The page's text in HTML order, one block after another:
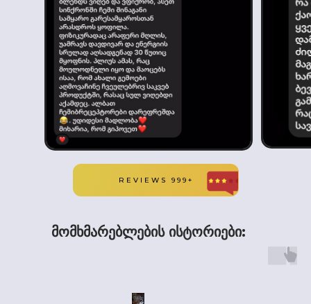
დაწვრილებით წაიკითხეთ
პროდუქტის აღწერაში
REVIEWS 999+
მომხმარებლების ისტორიები: